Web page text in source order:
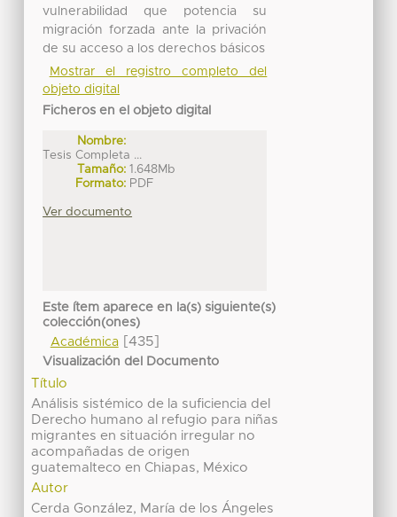
vulnerabilidad que potencia su
migración forzada ante la privación
de su acceso a los derechos básicos
Mostrar el registro completo del
objeto digital
Ficheros en el objeto digital
Nombre:
Tesis Completa ...
Tamaño: 1.648Mb
Formato: PDF
Ver documento
Este ítem aparece en la(s) siguiente(s)
colección(ones)
Académica[435]
Visualización del Documento
Título
Análisis sistémico de la suficiencia del
Derecho humano al refugio para niñas
migrantes en situación irregular no
acompañadas de origen
guatemalteco en Chiapas, México
Autor
Cerda González, María de los Ángeles